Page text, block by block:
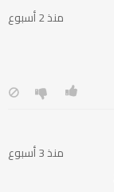
منذ 2 أسبوع
منذ 3 أسبوع